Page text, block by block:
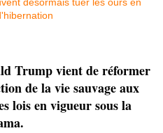
Trump vient de réformer
de la vie sauvage aux
lois en vigueur sous la